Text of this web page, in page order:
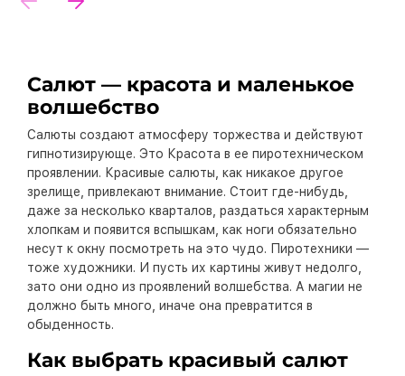
Салют — красота и маленькое
волшебство
Салюты создают атмосферу торжества и действуют
гипнотизирующе. Это Красота в ее пиротехническом
проявлении. Красивые салюты, как никакое другое
зрелище, привлекают внимание. Стоит где-нибудь,
даже за несколько кварталов, раздаться характерным
хлопкам и появится вспышкам, как ноги обязательно
несут к окну посмотреть на это чудо. Пиротехники —
тоже художники. И пусть их картины живут недолго,
зато они одно из проявлений волшебства. А магии не
должно быть много, иначе она превратится в
обыденность.
Как выбрать красивый салют